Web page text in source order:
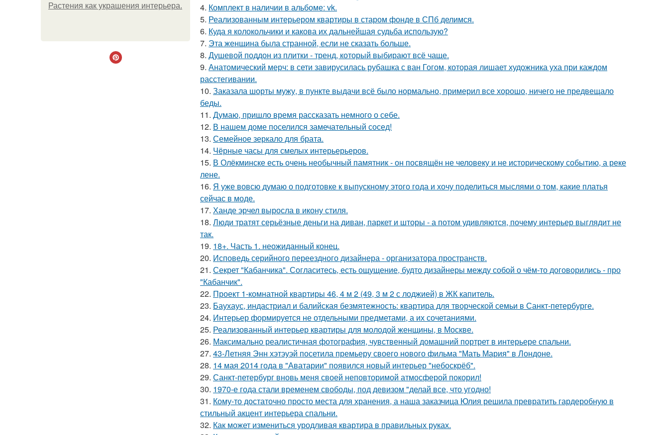
Растения как украшения интерьера.
4. Комплект в наличии в альбоме: vk.
5. Реализованным интерьером квартиры в старом фонде в СПб делимся.
6. Куда я колокольчики и какова их дальнейшая судьба использую?
7. Эта женщина была странной, если не сказать больше.
8. Душевой поддон из плитки - тренд, который выбирают всё чаще.
9. Анатомический мерч: в сети завирусилась рубашка с ван Гогом, которая лишает художника уха при каждом
расстегивании.
10. Заказала шорты мужу, в пункте выдачи всё было нормально, примерил все хорошо, ничего не предвещало
беды.
11. Думаю, пришло время рассказать немного о себе.
12. В нашем доме поселился замечательный сосед!
13. Семейное зеркало для брата.
14. Чёрные часы для смелых интерьерьеров.
15. В Олёкминске есть очень необычный памятник - он посвящён не человеку и не историческому событию, а реке
лене.
16. Я уже вовсю думаю о подготовке к выпускному этого года и хочу поделиться мыслями о том, какие платья
сейчас в моде.
17. Ханде эрчел выросла в икону стиля.
18. Люди тратят серьёзные деньги на диван, паркет и шторы - а потом удивляются, почему интерьер выглядит не
так.
19. 18+. Часть 1. неожиданный конец.
20. Исповедь серийного переездного дизайнера - организатора пространств.
21. Секрет "Кабанчика". Согласитесь, есть ощущение, будто дизайнеры между собой о чём-то договорились - про
"Кабанчик".
22. Проект 1-комнатной квартиры 46, 4 м 2 (49, 3 м 2 с лоджией) в ЖК капитель.
23. Баухаус, индастриал и балийская безмятежность: квартира для творческой семьи в Санкт-петербурге.
24. Интерьер формируется не отдельными предметами, а их сочетаниями.
25. Реализованный интерьер квартиры для молодой женщины, в Москве.
26. Максимально реалистичная фотография, чувственный домашний портрет в интерьере спальни.
27. 43-Летняя Энн хэтэуэй посетила премьеру своего нового фильма "Мать Мария" в Лондоне.
28. 14 мая 2014 года в "Аватарии" появился новый интерьер "небоскрёб".
29. Санкт-петербург вновь меня своей неповторимой атмосферой покорил!
30. 1970-е года стали временем свободы, под девизом "делай все, что угодно!
31. Кому-то достаточно просто места для хранения, а наша заказчица Юлия решила превратить гардеробную в
стильный акцент интерьера спальни.
32. Как может измениться уродливая квартира в правильных руках.